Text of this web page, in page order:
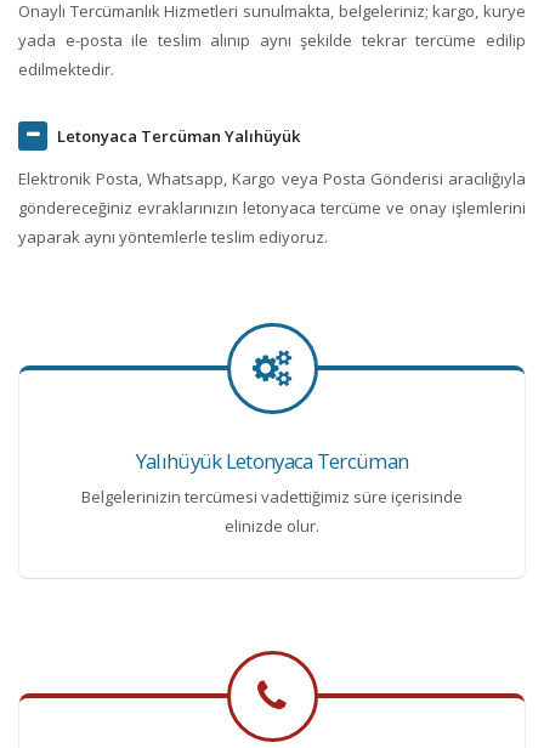
Onaylı Tercümanlık Hizmetleri sunulmakta, belgeleriniz; kargo, kurye
yada e-posta ile teslim alınıp aynı şekilde tekrar tercüme edilip
edilmektedir.
Letonyaca Tercüman Yalıhüyük
Elektronik Posta, Whatsapp, Kargo veya Posta Gönderisi aracılığıyla
göndereceğiniz evraklarınızın letonyaca tercüme ve onay işlemlerini
yaparak aynı yöntemlerle teslim ediyoruz.
Yalıhüyük Letonyaca Tercüman
Belgelerinizin tercümesi vadettiğimiz süre içerisinde
elinizde olur.